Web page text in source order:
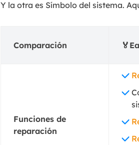
Y la otra es Símbolo del sistema.
Comparación
Funciones de
reparación